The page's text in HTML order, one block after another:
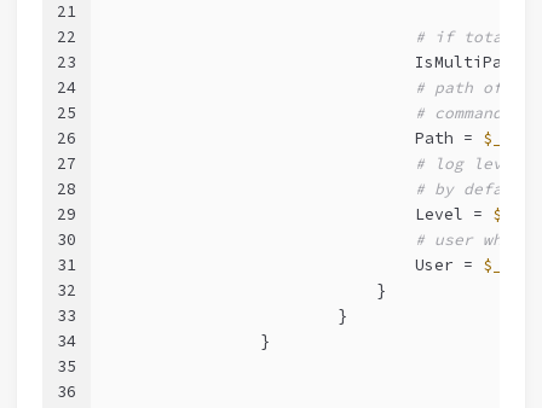
21
22
23
24
25
26
27
28
29
30
31
32
33
34
35
36
# if total
IsMultiPart
# path of
# commands)
                                Path =
$_
# log level
# by
                                Level =
$_
# user who
                                User =
$_
                            }
                        }
                }